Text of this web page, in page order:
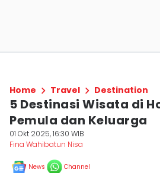
Home Travel Destination
5 Destinasi Wisata di
Pemula dan Keluarga
01 Okt 2025, 16:30 WIB
Fina Wahibatun Nisa
News Channel